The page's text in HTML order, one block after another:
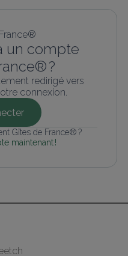
un compte
?
redirigé vers
connexion.
Gîtes de France® ?
maintenant !